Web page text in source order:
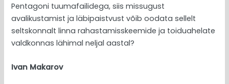
Pentagoni tuumafailidega, siis missugust
avalikustamist ja läbipaistvust võib oodata sellelt
seltskonnalt linna rahastamisskeemide ja toiduahelate
valdkonnas lähimal neljal aastal?
Ivan Makarov